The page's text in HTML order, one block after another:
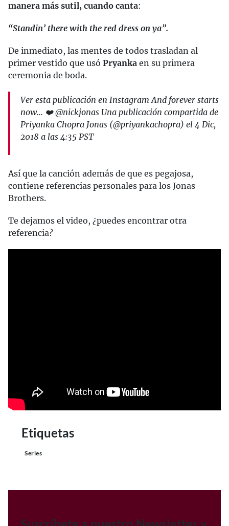
manera más sutil, cuando canta:
“Standin’ there with the red dress on ya”.
De inmediato, las mentes de todos trasladan al
primer vestido que usó Pryanka en su primera
ceremonia de boda.
Ver esta publicación en Instagram And forever starts
now... ❤️ @nickjonas Una publicación compartida de
Priyanka Chopra Jonas (@priyankachopra) el 4 Dic,
2018 a las 4:35 PST
Así que la canción además de que es pegajosa,
contiene referencias personales para los Jonas
Brothers.
Te dejamos el video, ¿puedes encontrar otra
referencia?
Etiquetas
Series